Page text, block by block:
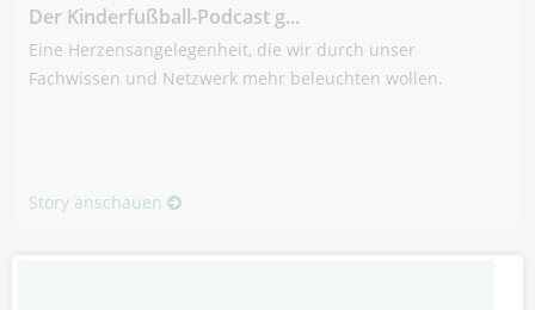
Der Kinderfußball-Podcast g...
Eine Herzensangelegenheit, die wir durch unser
Fachwissen und Netzwerk mehr beleuchten wollen.
Story anschauen